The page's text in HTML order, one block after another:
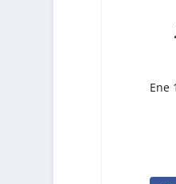
Ene